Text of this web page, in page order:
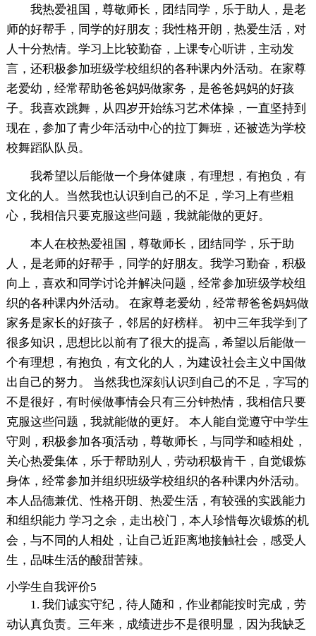
我热爱祖国，尊敬师长，团结同学，乐于助人，是老
师的好帮手，同学的好朋友；我性格开朗，热爱生活，对
人十分热情。学习上比较勤奋，上课专心听讲，主动发
言，还积极参加班级学校组织的各种课内外活动。在家尊
老爱幼，经常帮助爸爸妈妈做家务，是爸爸妈妈的好孩
子。我喜欢跳舞，从四岁开始练习艺术体操，一直坚持到
现在，参加了青少年活动中心的拉丁舞班，还被选为学校
校舞蹈队队员。
我希望以后能做一个身体健康，有理想，有抱负，有
文化的人。当然我也认识到自己的不足，学习上有些粗
心，我相信只要克服这些问题，我就能做的更好。
本人在校热爱祖国，尊敬师长，团结同学，乐于助
人，是老师的好帮手，同学的好朋友。我学习勤奋，积极
向上，喜欢和同学讨论并解决问题，经常参加班级学校组
织的各种课内外活动。 在家尊老爱幼，经常帮爸爸妈妈做
家务是家长的好孩子，邻居的好榜样。 初中三年我学到了
很多知识，思想比以前有了很大的提高，希望以后能做一
个有理想，有抱负，有文化的人，为建设社会主义中国做
出自己的努力。 当然我也深刻认识到自己的不足，字写的
不是很好，有时候做事情会只有三分钟热情，我相信只要
克服这些问题，我就能做的更好。 本人能自觉遵守中学生
守则，积极参加各项活动，尊敬师长，与同学和睦相处，
关心热爱集体，乐于帮助别人，劳动积极肯干，自觉锻炼
身体，经常参加并组织班级学校组织的各种课内外活动。
本人品德兼优、性格开朗、热爱生活，有较强的实践能力
和组织能力 学习之余，走出校门，本人珍惜每次锻炼的机
会，与不同的人相处，让自己近距离地接触社会，感受人
生，品味生活的酸甜苦辣。
小学生自我评价5
1. 我们诚实守纪，待人随和，作业都能按时完成，劳
动认真负责。三年来，成绩进步不是很明显，因为我缺乏